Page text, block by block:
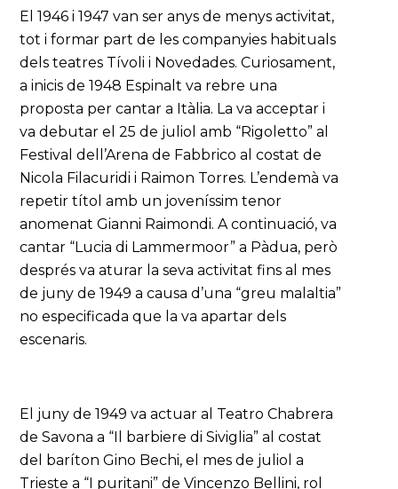
El 1946 i 1947 van ser anys de menys activitat,
tot i formar part de les companyies habituals
dels teatres Tívoli i Novedades. Curiosament,
a inicis de 1948 Espinalt va rebre una
proposta per cantar a Itàlia. La va acceptar i
va debutar el 25 de juliol amb “Rigoletto” al
Festival dell’Arena de Fabbrico al costat de
Nicola Filacuridi i Raimon Torres. L’endemà va
repetir títol amb un joveníssim tenor
anomenat Gianni Raimondi. A continuació, va
cantar “Lucia di Lammermoor” a Pàdua, però
després va aturar la seva activitat fins al mes
de juny de 1949 a causa d’una “greu malaltia”
no especificada que la va apartar dels
escenaris.
El juny de 1949 va actuar al Teatro Chabrera
de Savona a “Il barbiere di Siviglia” al costat
del baríton Gino Bechi, el mes de juliol a
Trieste a “I puritani” de Vincenzo Bellini, rol